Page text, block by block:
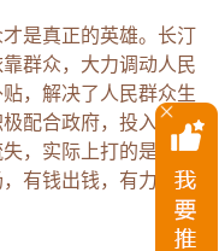
是真正的英雄。长汀
群众，大力调动人民
，解决了人民群众生
配合政府，投入治理
，实际上打的是一场
有钱出钱，有力出